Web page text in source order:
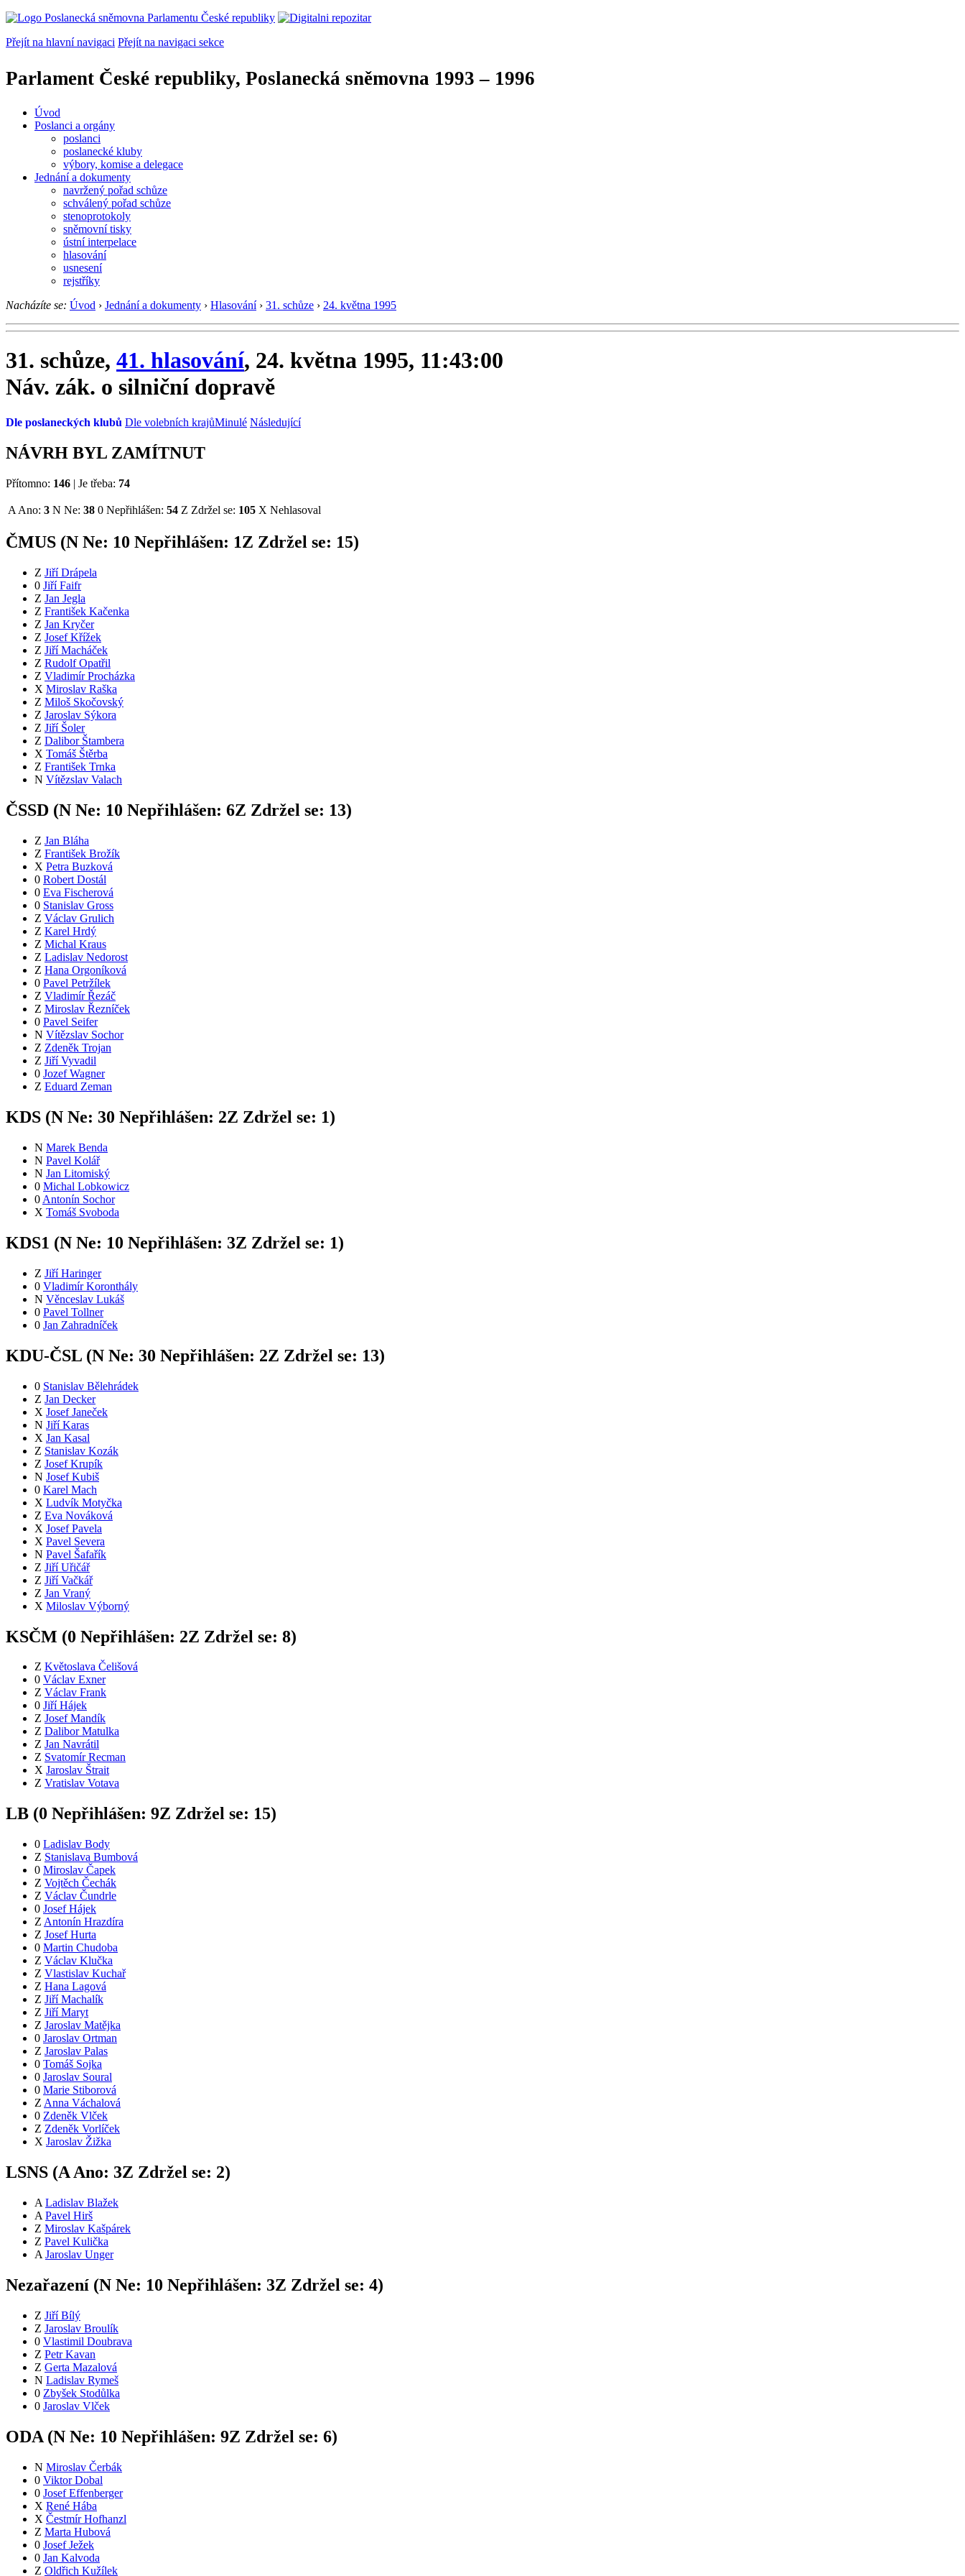
Přejít na hlavní navigaci Přejít na navigaci sekce
Parlament České republiky, Poslanecká sněmovna 1993 – 1996
Úvod
Poslanci a orgány
poslanci
poslanecké kluby
výbory, komise a delegace
Jednání a dokumenty
navržený pořad schůze
schválený pořad schůze
stenoprotokoly
sněmovní tisky
ústní interpelace
hlasování
usnesení
rejstříky
Nacházíte se: Úvod › Jednání a dokumenty › Hlasování › 31. schůze › 24. května 1995
31. schůze, 41. hlasování, 24. května 1995, 11:43:00
Náv. zák. o silniční dopravě
Dle poslaneckých klubů Dle volebních krajůMinulé Následující
NÁVRH BYL ZAMÍTNUT
Přítomno: 146 | Je třeba: 74
A Ano: 3 N Ne: 38 0 Nepřihlášen: 54 Z Zdržel se: 105 X Nehlasoval
ČMUS (N Ne: 10 Nepřihlášen: 1Z Zdržel se: 15)
Z Jiří Drápela
0 Jiří Faifr
Z Jan Jegla
Z František Kačenka
Z Jan Kryčer
Z Josef Křížek
Z Jiří Macháček
Z Rudolf Opatřil
Z Vladimír Procházka
X Miroslav Raška
Z Miloš Skočovský
Z Jaroslav Sýkora
Z Jiří Šoler
Z Dalibor Štambera
X Tomáš Štěrba
Z František Trnka
N Vítězslav Valach
ČSSD (N Ne: 10 Nepřihlášen: 6Z Zdržel se: 13)
Z Jan Bláha
Z František Brožík
X Petra Buzková
0 Robert Dostál
0 Eva Fischerová
0 Stanislav Gross
Z Václav Grulich
Z Karel Hrdý
Z Michal Kraus
Z Ladislav Nedorost
Z Hana Orgoníková
0 Pavel Petržílek
Z Vladimír Řezáč
Z Miroslav Řezníček
0 Pavel Seifer
N Vítězslav Sochor
Z Zdeněk Trojan
Z Jiří Vyvadil
0 Jozef Wagner
Z Eduard Zeman
KDS (N Ne: 30 Nepřihlášen: 2Z Zdržel se: 1)
N Marek Benda
N Pavel Kolář
N Jan Litomiský
0 Michal Lobkowicz
0 Antonín Sochor
X Tomáš Svoboda
KDS1 (N Ne: 10 Nepřihlášen: 3Z Zdržel se: 1)
Z Jiří Haringer
0 Vladimír Koronthály
N Věnceslav Lukáš
0 Pavel Tollner
0 Jan Zahradníček
KDU-ČSL (N Ne: 30 Nepřihlášen: 2Z Zdržel se: 13)
0 Stanislav Bělehrádek
Z Jan Decker
X Josef Janeček
N Jiří Karas
X Jan Kasal
Z Stanislav Kozák
Z Josef Krupík
N Josef Kubiš
0 Karel Mach
X Ludvík Motyčka
Z Eva Nováková
X Josef Pavela
X Pavel Severa
N Pavel Šafařík
Z Jiří Uřičář
Z Jiří Vačkář
Z Jan Vraný
X Miloslav Výborný
KSČM (0 Nepřihlášen: 2Z Zdržel se: 8)
Z Květoslava Čelišová
0 Václav Exner
Z Václav Frank
0 Jiří Hájek
Z Josef Mandík
Z Dalibor Matulka
Z Jan Navrátil
Z Svatomír Recman
X Jaroslav Štrait
Z Vratislav Votava
LB (0 Nepřihlášen: 9Z Zdržel se: 15)
0 Ladislav Body
Z Stanislava Bumbová
0 Miroslav Čapek
Z Vojtěch Čechák
Z Václav Čundrle
0 Josef Hájek
Z Antonín Hrazdíra
Z Josef Hurta
0 Martin Chudoba
Z Václav Klučka
Z Vlastislav Kuchař
Z Hana Lagová
Z Jiří Machalík
Z Jiří Maryt
Z Jaroslav Matějka
0 Jaroslav Ortman
Z Jaroslav Palas
0 Tomáš Sojka
0 Jaroslav Soural
0 Marie Stiborová
Z Anna Váchalová
0 Zdeněk Vlček
Z Zdeněk Vorlíček
X Jaroslav Žižka
LSNS (A Ano: 3Z Zdržel se: 2)
A Ladislav Blažek
A Pavel Hirš
Z Miroslav Kašpárek
Z Pavel Kulička
A Jaroslav Unger
Nezařazení (N Ne: 10 Nepřihlášen: 3Z Zdržel se: 4)
Z Jiří Bílý
Z Jaroslav Broulík
0 Vlastimil Doubrava
Z Petr Kavan
Z Gerta Mazalová
N Ladislav Rymeš
0 Zbyšek Stodůlka
0 Jaroslav Vlček
ODA (N Ne: 10 Nepřihlášen: 9Z Zdržel se: 6)
N Miroslav Čerbák
0 Viktor Dobal
0 Josef Effenberger
X René Hába
X Čestmír Hofhanzl
Z Marta Hubová
0 Josef Ježek
0 Jan Kalvoda
Z Oldřich Kužílek